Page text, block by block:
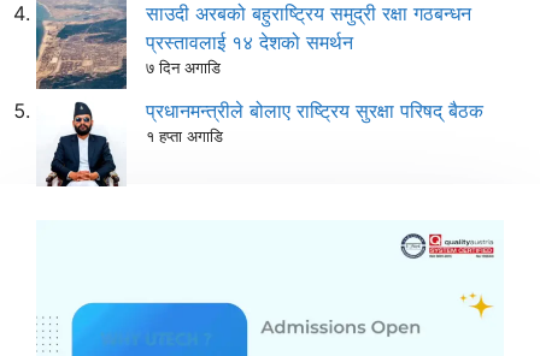
साउदी अरबको बहुराष्ट्रिय समुद्री रक्षा गठबन्धन
प्रस्तावलाई १४ देशको समर्थन
७ दिन अगाडि
प्रधानमन्त्रीले बोलाए राष्ट्रिय सुरक्षा परिषद् बैठक
१ हप्ता अगाडि